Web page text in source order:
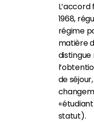
1968,
régime
matière
de
«
statut).